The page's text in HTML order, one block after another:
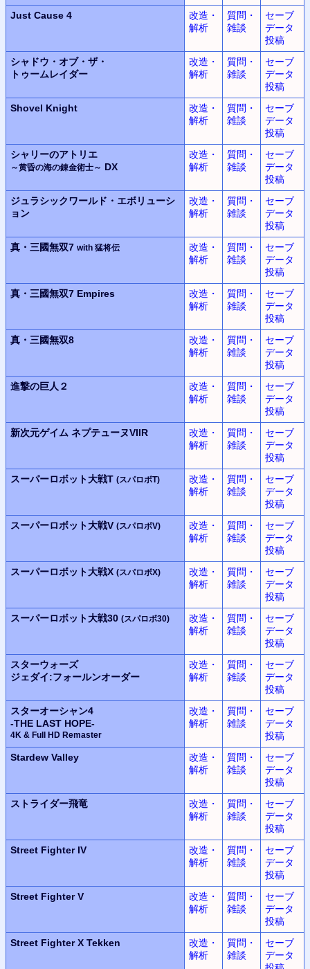
Just Cause 4
改造・
解析
質問・
雑談
セーブ
データ
投稿
シャドウ・オブ・ザ・
トゥームレイダー
改造・
解析
質問・
雑談
セーブ
データ
投稿
Shovel Knight
改造・
解析
質問・
雑談
セーブ
データ
投稿
シャリーのアトリエ
～黄昏の海の錬金術士～ DX
改造・
解析
質問・
雑談
セーブ
データ
投稿
ジュラシックワールド・エボリューシ
ョン
改造・
解析
質問・
雑談
セーブ
データ
投稿
真・三國無双7 with 猛将伝
改造・
解析
質問・
雑談
セーブ
データ
投稿
真・三國無双7 Empires
改造・
解析
質問・
雑談
セーブ
データ
投稿
真・三國無双8
改造・
解析
質問・
雑談
セーブ
データ
投稿
進撃の巨人２
改造・
解析
質問・
雑談
セーブ
データ
投稿
新次元ゲイム ネプテューヌVIIR
改造・
解析
質問・
雑談
セーブ
データ
投稿
スーパーロボット大戦T (スパロボT)
改造・
解析
質問・
雑談
セーブ
データ
投稿
スーパーロボット大戦V (スパロボV)
改造・
解析
質問・
雑談
セーブ
データ
投稿
スーパーロボット大戦X (スパロボX)
改造・
解析
質問・
雑談
セーブ
データ
投稿
スーパーロボット大戦30 (スパロボ30)
改造・
解析
質問・
雑談
セーブ
データ
投稿
スターウォーズ
ジェダイ:フォールンオーダー
改造・
解析
質問・
雑談
セーブ
データ
投稿
スターオーシャン4
-THE LAST HOPE-
4K & Full HD Remaster
改造・
解析
質問・
雑談
セーブ
データ
投稿
Stardew Valley
改造・
解析
質問・
雑談
セーブ
データ
投稿
ストライダー飛竜
改造・
解析
質問・
雑談
セーブ
データ
投稿
Street Fighter IV
改造・
解析
質問・
雑談
セーブ
データ
投稿
Street Fighter V
改造・
解析
質問・
雑談
セーブ
データ
投稿
Street Fighter X Tekken
改造・
解析
質問・
雑談
セーブ
データ